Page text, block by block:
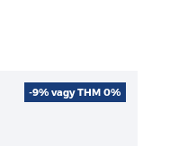
-9% vagy THM 0%